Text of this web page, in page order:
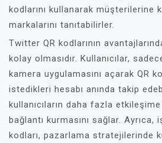
kodlarını kullanarak müşterilerine
markalarını tanıtabilirler.
Twitter QR kodlarının
kolay olmasıdır. Kullanıcılar,
kamera uygulamasını açarak QR
istedikleri hesabı anında takip
kullanıcıların daha fazla
bağlantı kurmasını sağlar.
kodları, pazarlama stratejilerinde